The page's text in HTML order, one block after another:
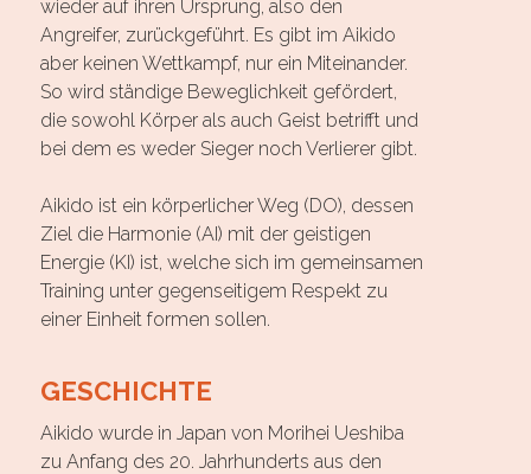
wieder auf ihren Ursprung, also den
Angreifer, zurückgeführt. Es gibt im Aikido
aber keinen Wettkampf, nur ein Miteinander.
So wird ständige Beweglichkeit gefördert,
die sowohl Körper als auch Geist betrifft und
bei dem es weder Sieger noch Verlierer gibt.
Aikido ist ein körperlicher Weg (DO), dessen
Ziel die Harmonie (AI) mit der geistigen
Energie (KI) ist, welche sich im gemeinsamen
Training unter gegenseitigem Respekt zu
einer Einheit formen sollen.
GESCHICHTE
Aikido wurde in Japan von Morihei Ueshiba
zu Anfang des 20. Jahrhunderts aus den